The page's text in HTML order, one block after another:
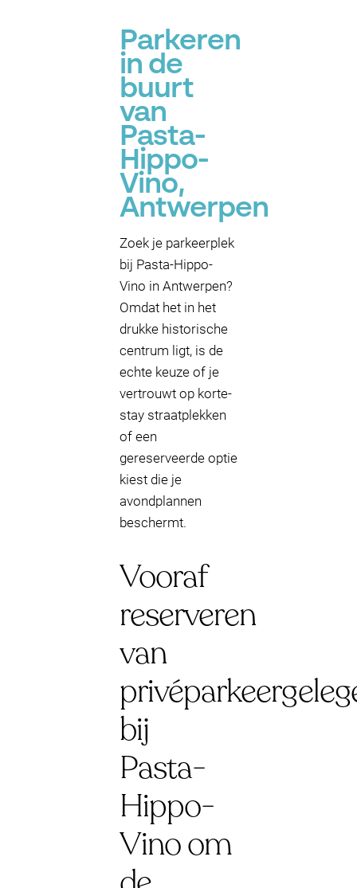
Parkeren
in de
buurt
van
Pasta-
Hippo-
Vino,
Antwerpen
Zoek je parkeerplek
bij Pasta-Hippo-
Vino in Antwerpen?
Omdat het in het
drukke historische
centrum ligt, is de
echte keuze of je
vertrouwt op korte-
stay straatplekken
of een
gereserveerde optie
kiest die je
avondplannen
beschermt.
Vooraf
reserveren
van
bij
Pasta-
Hippo-
Vino om